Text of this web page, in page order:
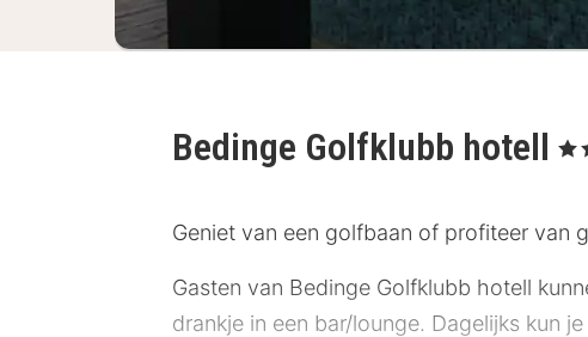
Bedinge Golfklubb hotell , 3
Geniet van een golfbaan of profiteer van
Gasten van Bedinge Golfklubb hotell
drankje in een bar/lounge. Dagelijks kun